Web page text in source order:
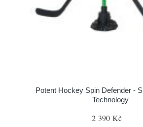
Potent Hockey Spin Defender -
Technology
2 390 Kč